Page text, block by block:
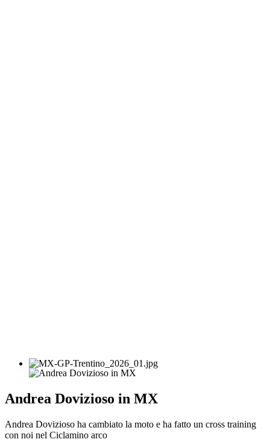
Andrea Dovizioso in MX
Andrea Dovizioso ha cambiato la moto e ha fatto un cross training
con noi nel Ciclamino arco